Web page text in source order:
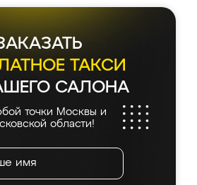
ТАКСИ
САЛОНА
точки Москвы и
области!